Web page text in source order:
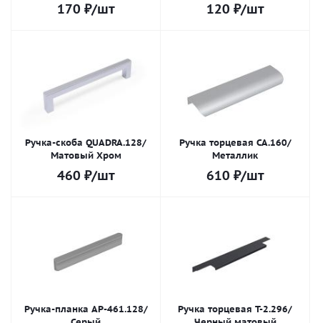
170 ₽/шт 120 ₽/шт
Ручка-скоба QUADRA.128/
Матовый Хром
460 ₽/шт
Ручка торцевая СА.160/
Металлик
610 ₽/шт
Ручка-планка AP-461.128/
Ручка торцевая Т-2.296/